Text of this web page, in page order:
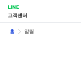
LINE
고객센터
홈 알림